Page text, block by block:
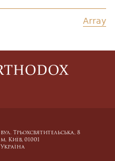
Array
вул. Трьохсвятительська, 8
м. Київ, 01001
Україна